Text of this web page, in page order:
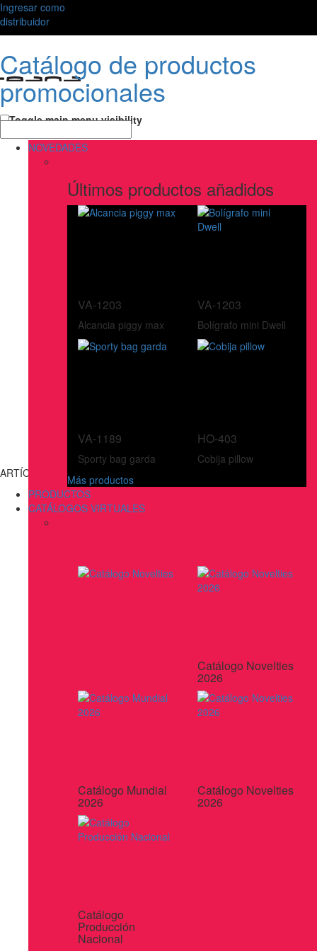
Ingresar como
distribuidor
Catálogo de productos
promocionales
Toggle main menu visibility
NOVEDADES
Últimos productos añadidos
VA-1203
Alcancia piggy max
VA-1203
Bolígrafo mini Dwell
VA-1189
Sporty bag garda
HO-403
Cobija pillow
Más productos
PRODUCTOS
CATÁLOGOS VIRTUALES
Catálogo Novelties
2026
Catálogo Mundial
2026
Catálogo Novelties
2026
Catálogo
Producción
Nacional
ARTÍCULOS DE ESCRITURA